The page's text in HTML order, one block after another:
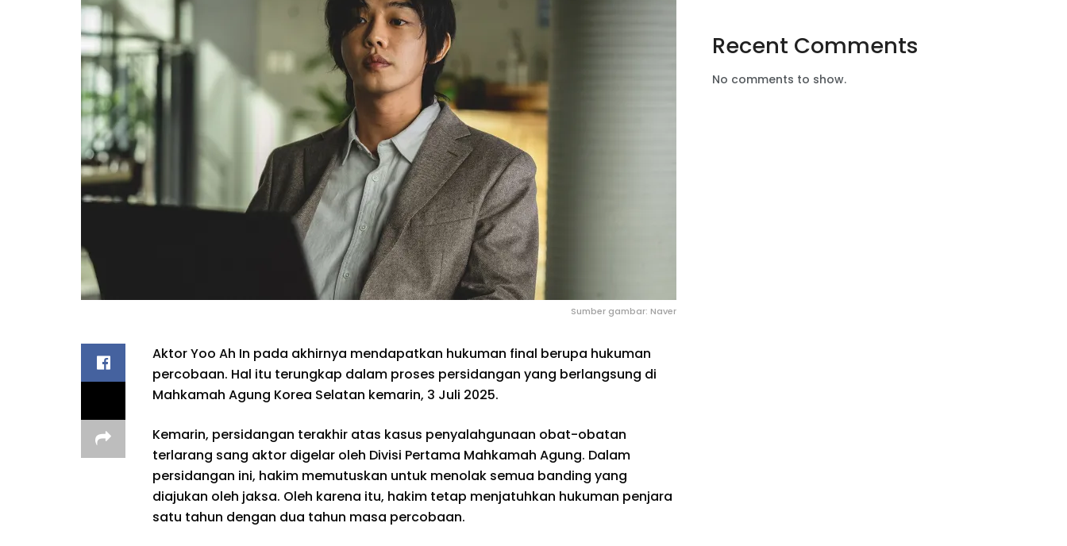
Sumber gambar: Naver
Aktor Yoo Ah In pada akhirnya mendapatkan hukuman final berupa hukuman
percobaan. Hal itu terungkap dalam proses persidangan yang berlangsung di
Mahkamah Agung Korea Selatan kemarin, 3 Juli 2025.
Kemarin, persidangan terakhir atas kasus penyalahgunaan obat-obatan
terlarang sang aktor digelar oleh Divisi Pertama Mahkamah Agung. Dalam
persidangan ini, hakim memutuskan untuk menolak semua banding yang
diajukan oleh jaksa. Oleh karena itu, hakim tetap menjatuhkan hukuman penjara
satu tahun dengan dua tahun masa percobaan.
Recent Comments
No comments to show.